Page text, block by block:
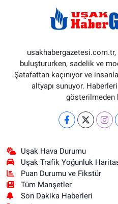
buluştururken, sadelik ve
Şatafattan kaçınıyor ve
altyapı sunuyor.
gösterilmeden
Uşak Hava Durumu
Uşak Trafik Yoğunluk
Puan Durumu ve Fikstür
Tüm Manşetler
Son Dakika Haberleri